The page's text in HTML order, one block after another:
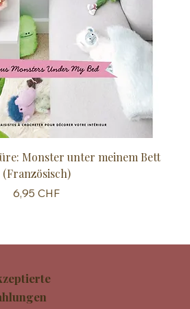
Monster unter meinem Bett
(Französisch)
Preis
6,95 CHF